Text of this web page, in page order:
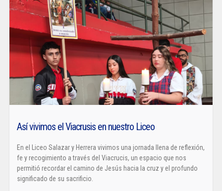
Así vivimos el Viacrusis en nuestro Liceo
En el Liceo Salazar y Herrera vivimos una jornada llena de reflexión,
fe y recogimiento a través del Viacrucis, un espacio que nos
permitió recordar el camino de Jesús hacia la cruz y el profundo
significado de su sacrificio.